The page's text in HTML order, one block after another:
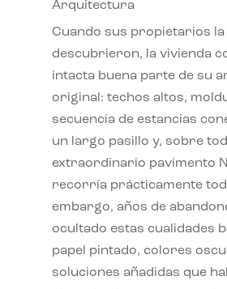
Arquitectura
Cuando sus propietarios la
descubrieron, la vivienda
intacta buena parte de su
original: techos altos,
secuencia de estancias
un largo pasillo y, sobre
extraordinario pavimento
recorría prácticamente
embargo, años de
ocultado estas cualidades
papel pintado, colores
soluciones añadidas que